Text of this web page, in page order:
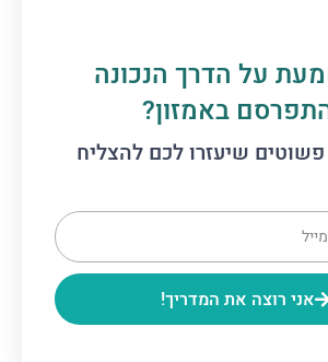
על הדרך הנכונה
באמזון?
אני רוצה את המדריך!